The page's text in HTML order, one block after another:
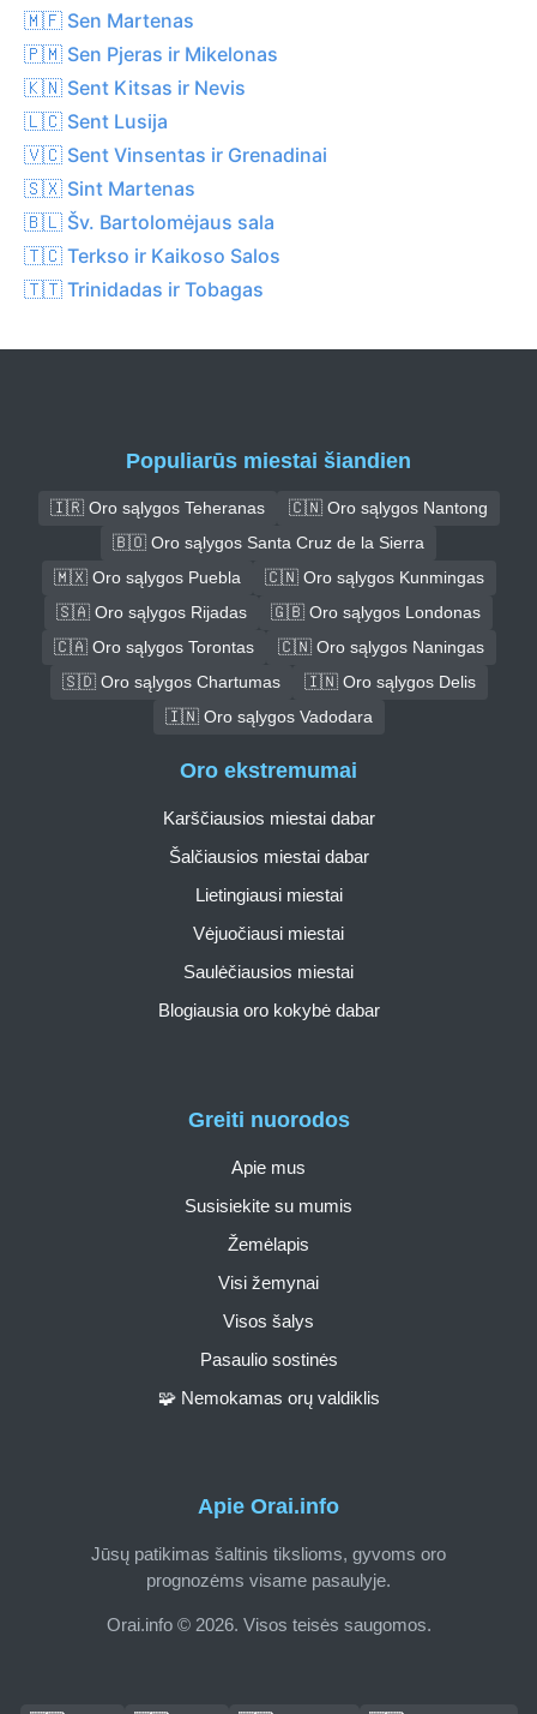
🇲🇫 Sen Martenas
🇵🇲 Sen Pjeras ir Mikelonas
🇰🇳 Sent Kitsas ir Nevis
🇱🇨 Sent Lusija
🇻🇨 Sent Vinsentas ir Grenadinai
🇸🇽 Sint Martenas
🇧🇱 Šv. Bartolomėjaus sala
🇹🇨 Terkso ir Kaikoso Salos
🇹🇹 Trinidadas ir Tobagas
Populiarūs miestai šiandien
🇮🇷 Oro sąlygos Teheranas
🇨🇳 Oro sąlygos Nantong
🇧🇴 Oro sąlygos Santa Cruz de la Sierra
🇲🇽 Oro sąlygos Puebla
🇨🇳 Oro sąlygos Kunmingas
🇸🇦 Oro sąlygos Rijadas
🇬🇧 Oro sąlygos Londonas
🇨🇦 Oro sąlygos Torontas
🇨🇳 Oro sąlygos Naningas
🇸🇩 Oro sąlygos Chartumas
🇮🇳 Oro sąlygos Delis
🇮🇳 Oro sąlygos Vadodara
Apie Orai.info
Jūsų patikimas šaltinis tikslioms, gyvoms oro
prognozėms visame pasaulyje.
Orai.info © 2026. Visos teisės saugomos.
Greiti nuorodos
Apie mus
Susisiekite su mumis
Žemėlapis
Visi žemynai
Visos šalys
Pasaulio sostinės
🧩 Nemokamas orų valdiklis
Oro ekstremumai
Karščiausios miestai dabar
Šalčiausios miestai dabar
Lietingiausi miestai
Vėjuočiausi miestai
Saulėčiausios miestai
Blogiausia oro kokybė dabar